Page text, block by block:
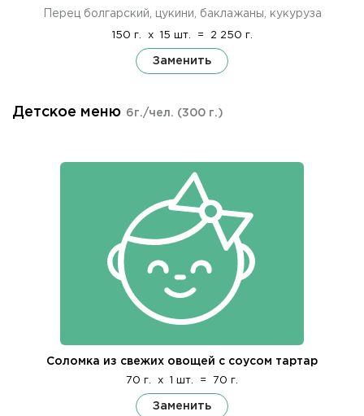
Перец болгарский, цукини, баклажаны, кукуруза
150 г. x 15 шт. = 2 250 г.
Заменить
Детское меню 6г./чел. (300 г.)
Соломка из свежих овощей с соусом тартар
70 г. x 1 шт. = 70 г.
Заменить